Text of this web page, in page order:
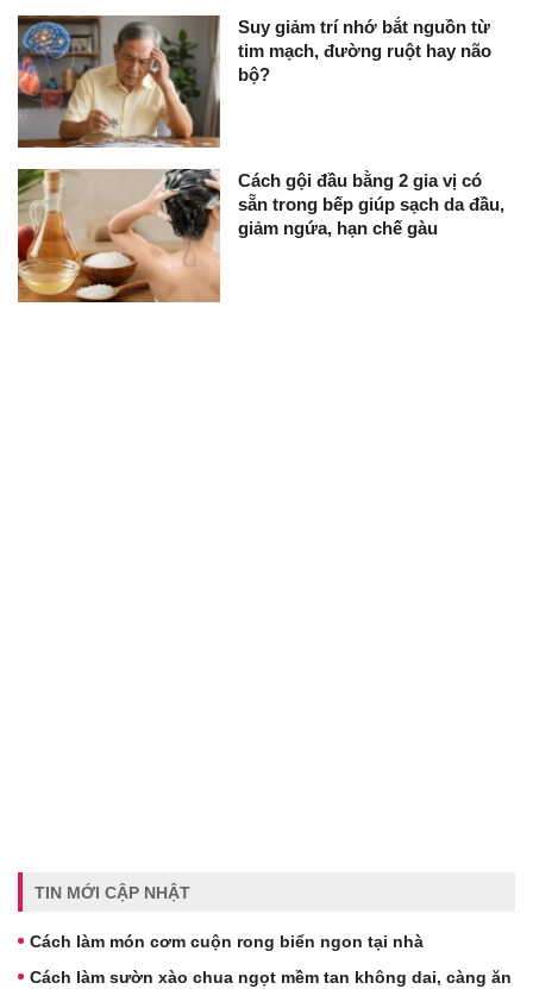
Suy giảm trí nhớ bắt nguồn từ
tim mạch, đường ruột hay não
bộ?
Cách gội đầu bằng 2 gia vị có
sẵn trong bếp giúp sạch da đầu,
giảm ngứa, hạn chế gàu
TIN MỚI CẬP NHẬT
Cách làm món cơm cuộn rong biển ngon tại nhà
Cách làm sườn xào chua ngọt mềm tan không dai, càng ăn